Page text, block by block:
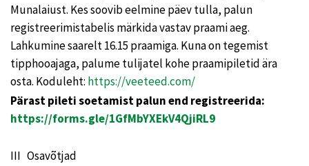
Munalaiust. Kes soovib eelmine päev tulla, palun
registreerimistabelis märkida vastav praami aeg.
Lahkumine saarelt 16.15 praamiga. Kuna on tegemist
tipphooajaga, palume tulijatel kohe praamipiletid ära
osta. Koduleht: https://veeteed.com/
Pärast pileti soetamist palun end registreerida:
https://forms.gle/1GfMbYXEkV4QjiRL9
III Osavõtjad